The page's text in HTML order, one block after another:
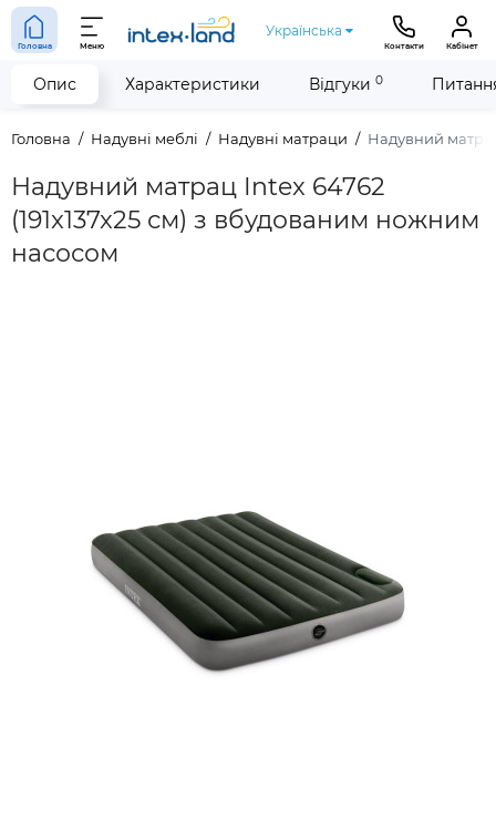
Головна Меню
Українська
Контакти Кабінет
Головна Надувні меблі Надувні матраци Надувний
Надувний матрац Intex 64762
(191x137x25 см) з вбудованим ножним
насосом
Опис Характеристики Відгуки 0